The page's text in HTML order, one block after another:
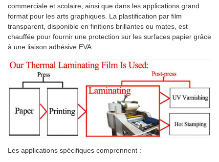
commerciale et scolaire, ainsi que dans les applications grand
format pour les arts graphiques. La plastification par film
transparent, disponible en finitions brillantes ou mates, est
chauffée pour fournir une protection sur les surfaces papier grâce
à une liaison adhésive EVA.
Les applications spécifiques comprennent :